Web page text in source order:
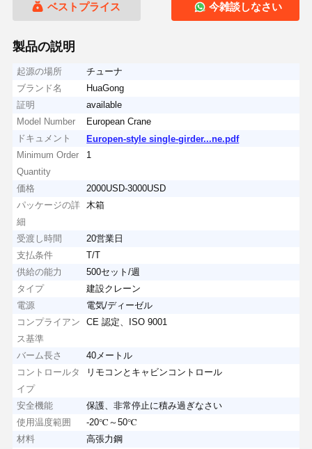
ベストプライス 今雑談しなさい
製品の説明
起源の場所
チューナ
ブランド名
HuaGong
証明
available
Model Number
European Crane
ドキュメント
Europen-style single-girder...ne.pdf
Minimum Order
Quantity
1
価格
2000USD-3000USD
パッケージの詳
細
木箱
受渡し時間
20営業日
支払条件
T/T
供給の能力
500セット/週
タイプ
建設クレーン
電源
電気/ディーゼル
コンプライアン
ス基準
CE 認定、ISO 9001
バーム長さ
40メートル
コントロールタ
イプ
リモコンとキャビンコントロール
安全機能
保護、非常停止に積み過ぎなさい
使用温度範囲
-20℃～50℃
材料
高張力鋼